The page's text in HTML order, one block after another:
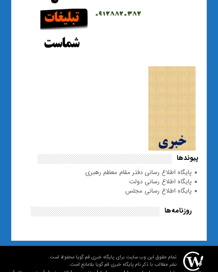
پیوندها
پایگاه اطلاع رسانی دفتر مقام معظم رهبری
پایگاه اطلاع رسانی دولت
پایگاه اطلاع رسانی مجلس
روزنامه‌ها
تمام حقوق این وب سایت برای پایگاه خبری قم گویا محفوظ است.
نشر مطالب با ذکر نام پایگاه خبری قم گویا بلامانع است.